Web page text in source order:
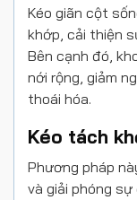
Kéo giãn cột
khớp, cải thiện
Bên cạnh đó,
nới rộng, giảm
thoái hóa.
Kéo tách
Phương pháp
và giải phóng